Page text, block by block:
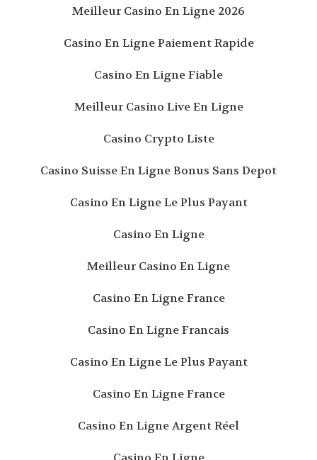
Meilleur Casino En Ligne 2026
Casino En Ligne Paiement Rapide
Casino En Ligne Fiable
Meilleur Casino Live En Ligne
Casino Crypto Liste
Casino Suisse En Ligne Bonus Sans Depot
Casino En Ligne Le Plus Payant
Casino En Ligne
Meilleur Casino En Ligne
Casino En Ligne France
Casino En Ligne Francais
Casino En Ligne Le Plus Payant
Casino En Ligne France
Casino En Ligne Argent Réel